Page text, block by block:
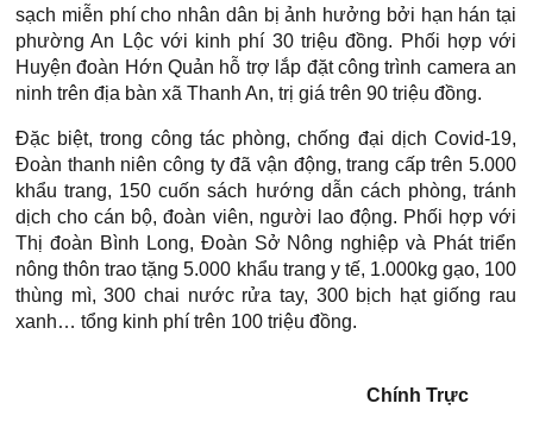
sạch miễn phí cho nhân dân bị ảnh hưởng bởi hạn hán tại
phường An Lộc với kinh phí 30 triệu đồng. Phối hợp với
Huyện đoàn Hớn Quản hỗ trợ lắp đặt công trình camera an
ninh trên địa bàn xã Thanh An, trị giá trên 90 triệu đồng.
Đặc biệt, trong công tác phòng, chống đại dịch Covid-19,
Đoàn thanh niên công ty đã vận động, trang cấp trên 5.000
khẩu trang, 150 cuốn sách hướng dẫn cách phòng, tránh
dịch cho cán bộ, đoàn viên, người lao động. Phối hợp với
Thị đoàn Bình Long, Đoàn Sở Nông nghiệp và Phát triển
nông thôn trao tặng 5.000 khẩu trang y tế, 1.000kg gạo, 100
thùng mì, 300 chai nước rửa tay, 300 bịch hạt giống rau
xanh… tổng kinh phí trên 100 triệu đồng.
Chính Trực